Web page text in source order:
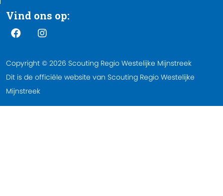
Vind ons op:
Copyright © 2026 Scouting Regio Westelijke Mijnstreek
Dit is de officiële website van Scouting Regio Westelijke
Mijnstreek